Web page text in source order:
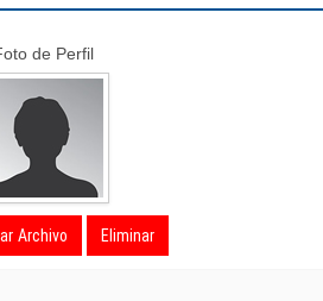
de Perfil
Archivo Eliminar